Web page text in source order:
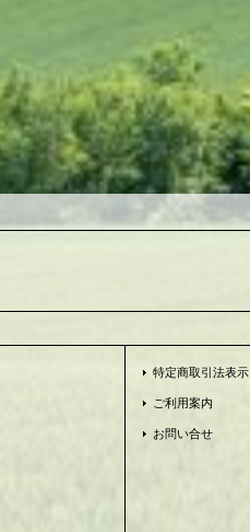
特定商取引法表示
ご利用案内
お問い合せ